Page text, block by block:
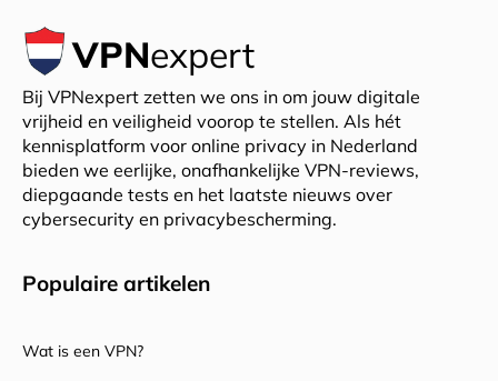
VPNexpert
Bij VPNexpert zetten we ons in om jouw digitale
vrijheid en veiligheid voorop te stellen. Als hét
kennisplatform voor online privacy in Nederland
bieden we eerlijke, onafhankelijke VPN-reviews,
diepgaande tests en het laatste nieuws over
cybersecurity en privacybescherming.
Populaire artikelen
Wat is een VPN?